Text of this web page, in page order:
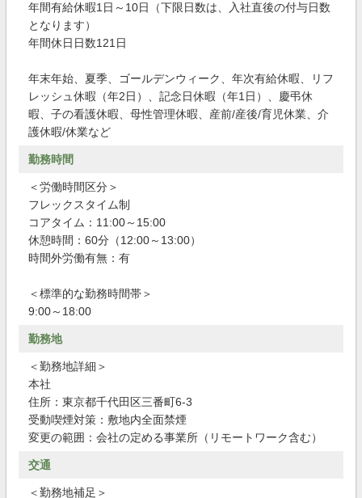
年間有給休暇1日～10日（下限日数は、入社直後の付与日数
となります）
年間休日日数121日
年末年始、夏季、ゴールデンウィーク、年次有給休暇、リフ
レッシュ休暇（年2日）、記念日休暇（年1日）、慶弔休
暇、子の看護休暇、母性管理休暇、産前/産後/育児休業、介
護休暇/休業など
勤務時間
＜労働時間区分＞
フレックスタイム制
コアタイム：11:00～15:00
休憩時間：60分（12:00～13:00）
時間外労働有無：有
＜標準的な勤務時間帯＞
9:00～18:00
勤務地
＜勤務地詳細＞
本社
住所：東京都千代田区三番町6-3
受動喫煙対策：敷地内全面禁煙
変更の範囲：会社の定める事業所（リモートワーク含む）
交通
＜勤務地補足＞